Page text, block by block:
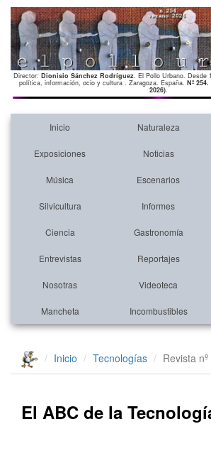
Director: Dionisio Sánchez Rodríguez. El Pollo Urbano. Desde
política, información, ocio y cultura . Zaragoza. España. Nº
2026).
Inicio Naturaleza
Exposiciones Noticias
Música Escenarios
Silvicultura Informes
Ciencia Gastronomía
Entrevistas Reportajes
Nosotras Videoteca
Mancheta Incombustibles
Inicio Tecnologías Revista
El ABC de la